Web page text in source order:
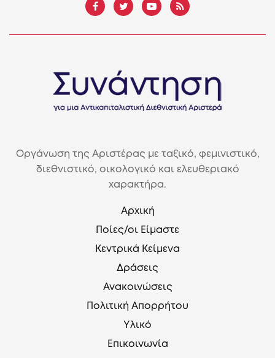
Οργάνωση της Αριστέρας με ταξικό, φεμινιστικό,
διεθνιστικό, οικολογικό και ελευθεριακό
χαρακτήρα.
Αρχική
Ποίες/οι Είμαστε
Κεντρικά Κείμενα
Δράσεις
Ανακοινώσεις
Πολιτική Απορρήτου
Υλικό
Επικοινωνία